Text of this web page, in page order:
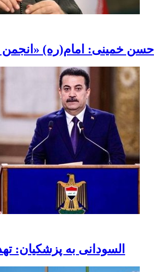
حسن خمینی: امام(ره) «انجمن
السودانی به پزشکیان: